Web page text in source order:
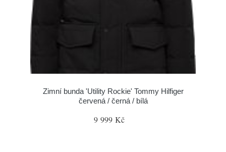
Zimní bunda 'Utility Rockie' Tommy Hilfiger
červená / černá / bílá
9 999 Kč